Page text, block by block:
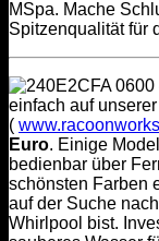
MSpa. Mache
Spitzenqualität für
einfach auf
(
Euro. Einige
bedienbar über
schönsten Farben
auf der Suche
Whirlpool bist.